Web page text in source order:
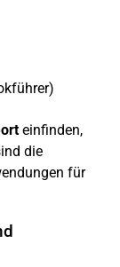
einfinden,
die
für